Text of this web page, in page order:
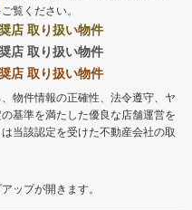
覧ください。
店 取り扱い物件
店 取り扱い物件
店 取り扱い物件
物件情報の正確性、法令遵守、ヤ
基準を満たした優良な店舗運営を
当該認定を受けた不動産会社の取
ップが開きます。